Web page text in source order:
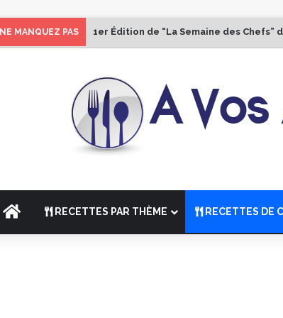
NE MANQUEZ PAS 1er Édition de “La Semaine des Chefs”
ACCUEILRECETTES PAR THÈME RECETTES DE